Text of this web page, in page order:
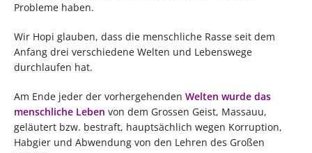
Probleme haben.
Wir Hopi glauben, dass die menschliche Rasse seit dem
Anfang drei verschiedene Welten und Lebenswege
durchlaufen hat.
Am Ende jeder der vorhergehenden Welten wurde das
menschliche Leben von dem Grossen Geist, Massauu,
geläutert bzw. bestraft, hauptsächlich wegen Korruption,
Habgier und Abwendung von den Lehren des Großen